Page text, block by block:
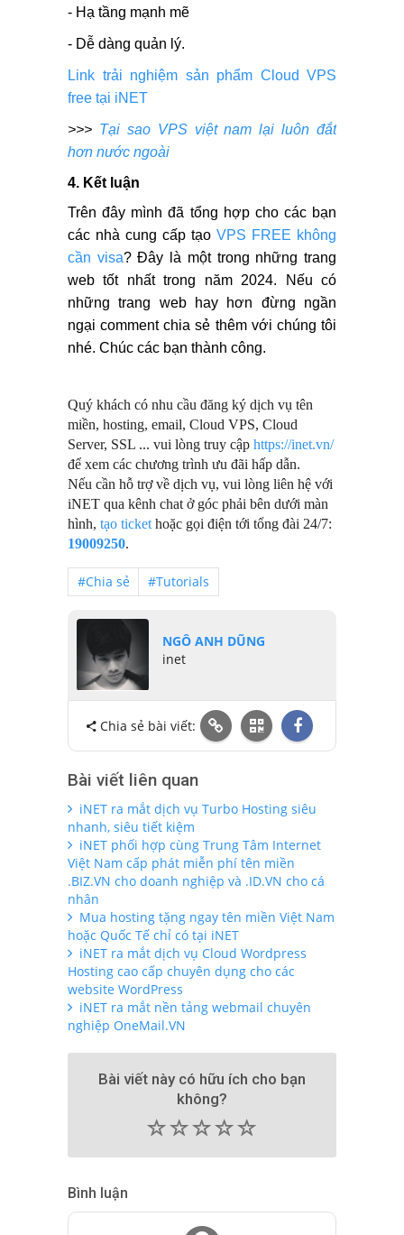
- Hạ tầng mạnh mẽ
- Dễ dàng quản lý.
Link trải nghiệm sản phẩm Cloud VPS
free tại iNET
>>> Tại sao VPS việt nam lại luôn đắt
hơn nước ngoài
4. Kết luận
Trên đây mình đã tổng hợp cho các bạn
các nhà cung cấp tạo VPS FREE không
cần visa? Đây là một trong những trang
web tốt nhất trong năm 2024. Nếu có
những trang web hay hơn đừng ngần
ngại comment chia sẻ thêm với chúng tôi
nhé. Chúc các bạn thành công.
Quý khách có nhu cầu đăng ký dịch vụ tên
miền, hosting, email, Cloud VPS, Cloud
Server, SSL ... vui lòng truy cập https://inet.vn/
để xem các chương trình ưu đãi hấp dẫn.
Nếu cần hỗ trợ về dịch vụ, vui lòng liên hệ với
iNET qua kênh chat ở góc phải bên dưới màn
hình, tạo ticket hoặc gọi điện tới tổng đài 24/7:
19009250.
#Chia sẻ #Tutorials
NGÔ ANH DŨNG
inet
Chia sẻ bài viết:
Bài viết liên quan
iNET ra mắt dịch vụ Turbo Hosting siêu
nhanh, siêu tiết kiệm
iNET phối hợp cùng Trung Tâm Internet
Việt Nam cấp phát miễn phí tên miền
.BIZ.VN cho doanh nghiệp và .ID.VN cho cá
nhân
Mua hosting tặng ngay tên miền Việt Nam
hoặc Quốc Tế chỉ có tại iNET
iNET ra mắt dịch vụ Cloud Wordpress
Hosting cao cấp chuyên dụng cho các
website WordPress
iNET ra mắt nền tảng webmail chuyên
nghiệp OneMail.VN
Bài viết này có hữu ích cho bạn
không?
(
(
(
(
(
Bình luận